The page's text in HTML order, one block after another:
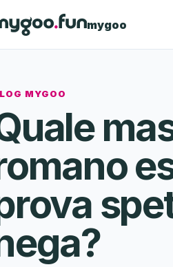
mygoo
MYGOO